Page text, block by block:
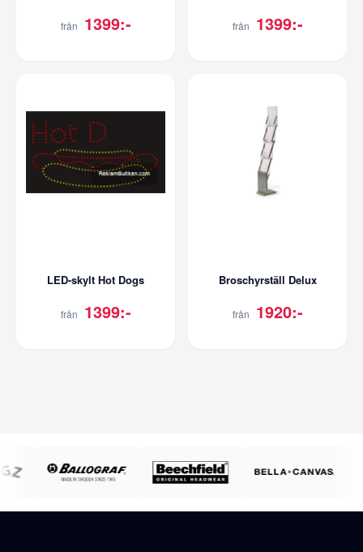
från 1399:- från 1399:-
LED-skylt Hot Dogs
från 1399:-
Broschyrställ Delux
från 1920:-